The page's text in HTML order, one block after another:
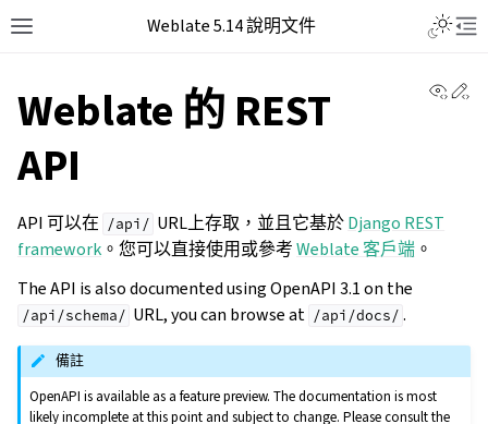
Weblate 5.14 說明文件
Weblate 的 REST
API
API 可以在 /api/ URL上存取，並且它基於Django REST
framework 。您可以直接使用或參考Weblate 客戶端 。
The API is also documented using OpenAPI 3.1 on the
/api/schema/ URL, you can browse at /api/docs/ .
備註
OpenAPI is available as a feature preview. The documentation is most
likely incomplete at this point and subject to change. Please consult the